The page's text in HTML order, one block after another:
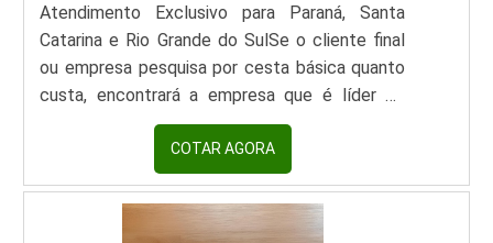
Atendimento Exclusivo para Paraná, Santa
Catarina e Rio Grande do SulSe o cliente final
ou empresa pesquisa por cesta básica quanto
custa, encontrará a empresa que é líder do
mercado. Recebendo uma cotação por meio da
plataforma de divulgação das indústrias e
achando a maior referência no mercado em seu
próprio segmento.A EMPRESA OFERECE
DIVERSAS VANTAGENSÉ importante lembrar
COTAR AGORA